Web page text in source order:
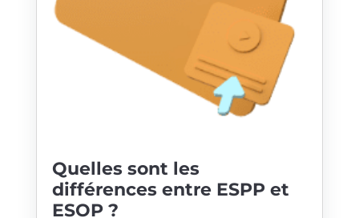
Quelles sont les
différences entre ESPP et
ESOP ?